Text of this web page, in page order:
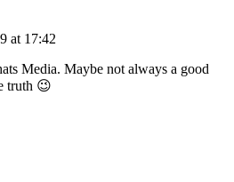
at 17:42
Media. Maybe not always a good
truth 😉